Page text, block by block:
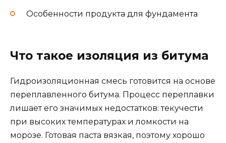
Особенности продукта для фундамента
Что такое изоляция из битума
Гидроизоляционная смесь готовится на основе
переплавленного битума. Процесс переплавки
лишает его значимых недостатков: текучести
при высоких температурах и ломкости на
морозе. Готовая паста вязкая, поэтому хорошо